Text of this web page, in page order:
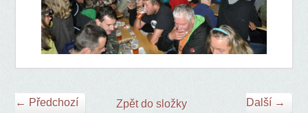
← Předchozí Další →
Zpět do složky